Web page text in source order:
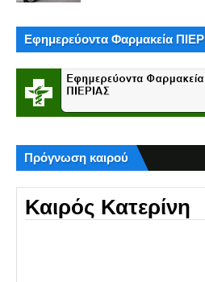
Εφημερεύοντα Φαρμακεία
Πρόγνωση καιρού
Καιρός Κατερίνη